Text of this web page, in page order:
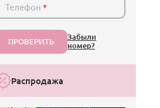
Телефон*
ПРОВЕРИТЬ
Забыли
номер?
Распродажа